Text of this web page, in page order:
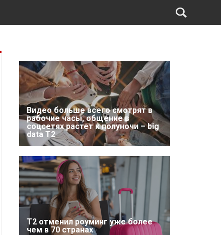
Видео больше всего смотрят в
рабочие часы, общение в
соцсетях растет к полуночи – big
data T2
Т2 отменил роуминг уже более
чем в 70 странах